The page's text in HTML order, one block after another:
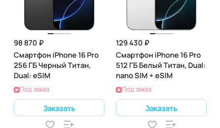
98 870 ₽
Смартфон iPhone 16 Pro
256 ГБ Черный Титан,
Dual: eSIM
Под заказ
Заказать
129 430 ₽
Смартфон iPhone 16 Pro
512 ГБ Белый Титан, Dual:
nano SIM + eSIM
Под заказ
Заказать